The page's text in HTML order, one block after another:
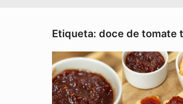
Etiqueta: doce de tomate